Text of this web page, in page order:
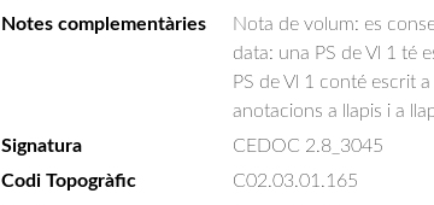
Notes complementàries
Nota de volum: es
data: una PS de Vl 1 té
PS de Vl 1 conté escrit
anotacions a llapis i a
Signatura
CEDOC 2.8_3045
Codi Topogràfic
C02.03.01.165